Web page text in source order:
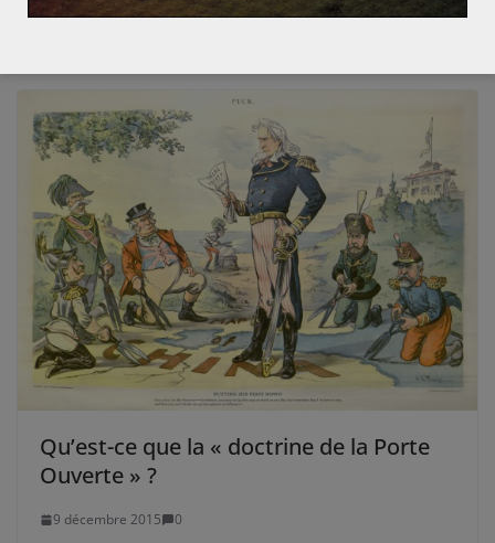
2 juin 2010 0
Qu’est-ce que la « doctrine de la Porte
Ouverte » ?
9 décembre 2015 0